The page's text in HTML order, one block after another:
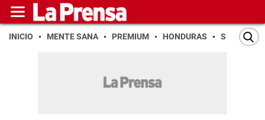
INICIO MENTE SANA PREMIUM HONDURAS SAN PEDRO